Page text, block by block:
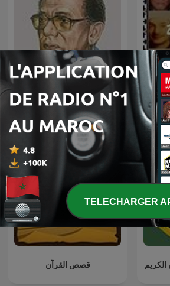
العلم والإيمان - د. مصطفى
محمود
قصص القرآن
TELECHARGER